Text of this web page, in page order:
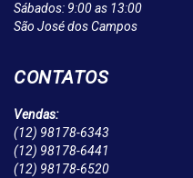
Sábados: 9:00 as 13:00
São José dos Campos
CONTATOS
Vendas:
(12) 98178-6343
(12) 98178-6441
(12) 98178-6520